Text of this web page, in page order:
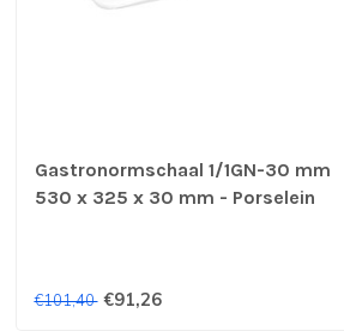
Gastronormschaal 1/1GN-30 mm
530 x 325 x 30 mm - Porselein
€101,40 €91,26